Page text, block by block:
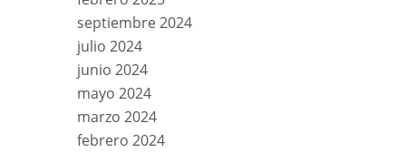
septiembre 2024
julio 2024
junio 2024
mayo 2024
marzo 2024
febrero 2024